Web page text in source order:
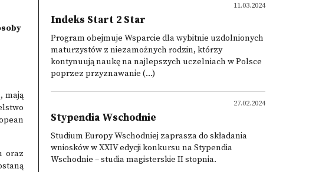
mają
oraz
11.03.2024
Indeks Start 2 Star
Program obejmuje Wsparcie dla wybitnie uzdolnionych
maturzystów z niezamożnych rodzin, którzy
kontynuują naukę na najlepszych uczelniach w Polsce
poprzez przyznawanie (...)
27.02.2024
Stypendia Wschodnie
Studium Europy Wschodniej zaprasza do składania
wniosków w XXIV edycji konkursu na Stypendia
Wschodnie – studia magisterskie II stopnia.